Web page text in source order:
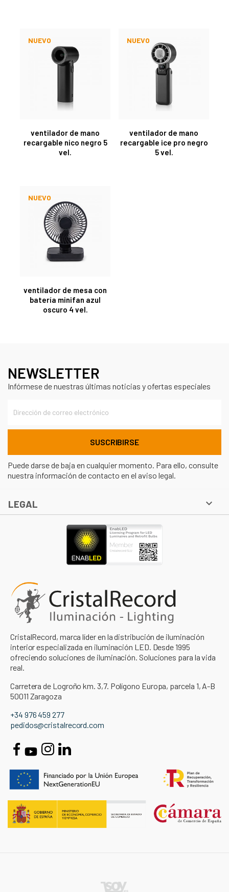
ventilador de mano
recargable nico negro 5
vel.
NUEVO
ventilador de mano
recargable ice pro negro
5 vel.
NUEVO
ventilador de mesa con
batería minifan azul
oscuro 4 vel.
NUEVO
NEWSLETTER
Infórmese de nuestras últimas noticias y ofertas especiales
Puede darse de baja en cualquier momento. Para ello, consulte
nuestra información de contacto en el aviso legal.
LEGAL 
CristalRecord, marca líder en la distribución de iluminación
interior especializada en iluminación LED. Desde 1995
ofreciendo soluciones de iluminación. Soluciones para la vida
real.
Carretera de Logroño km. 3,7. Polígono Europa, parcela 1, A-B
50011 Zaragoza
+34 976 459 277
pedidos@cristalrecord.com